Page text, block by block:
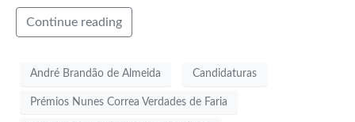
Continue reading
André Brandão de Almeida Candidaturas
Prémios Nunes Correa Verdades de Faria